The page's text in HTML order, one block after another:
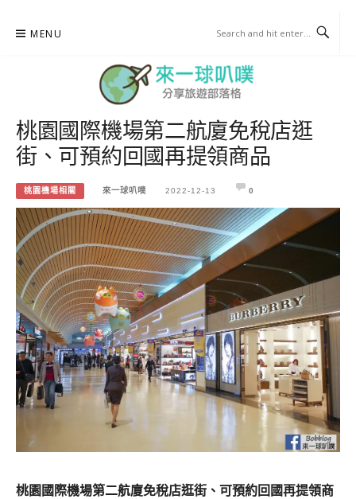
MENU
來一球叭噗
分享日本自助部落格
桃園國際機場第二航廈免稅店逛
街、可預約回國再提領商品
桃園機場相關 來一球叭噗 2022-12-13 0
桃園國際機場第二航廈免稅店逛街、可預約回國再提領商